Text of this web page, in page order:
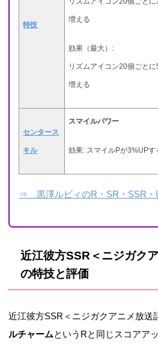
特技
増える
効果（最大）:
リズムアイコン20個ごと
増える
センタース
キル
スマイルパワー
効果: スマイルPが3%UPす
⇒ 黒澤ルビィのR・SR・SSR・
近江彼方SSR＜ニジガク
の特技と評価
近江彼方SSR＜ニジガクアニメ放送
ルチャームというRと同じスコアア